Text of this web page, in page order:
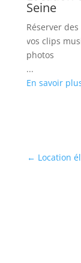
Seine
Réserver
vos clips
photos
...
En savoir
← Location